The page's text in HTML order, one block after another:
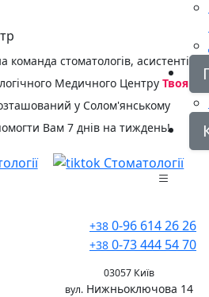
команда стоматологів, асистентів,
Медичного Центру Твоя
у Солом'янському
Вам 7 днів на тиждень!
+38 0-96 614 26 26
+38 0-73 444 54 70
03057 Київ
вул. Нижньоключова 14